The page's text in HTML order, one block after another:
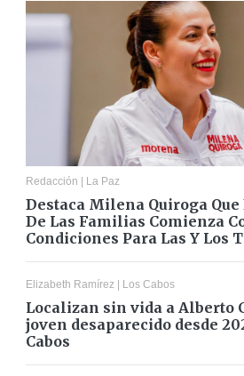
Redacción | La Paz
Destaca Milena Quiroga
De Las Familias Comienza
Condiciones Para Las Y Los
Elizabeth Ramírez | Los Cabos
Localizan sin vida a Alberto
joven desaparecido desde
Cabos